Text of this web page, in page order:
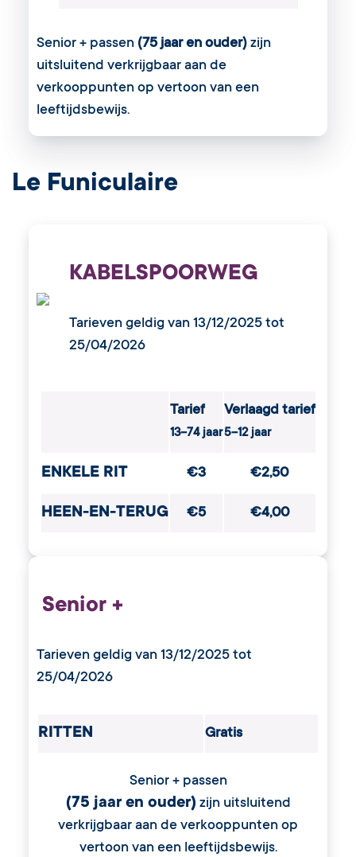
Senior + passen (75 jaar en ouder)zijn
uitsluitend verkrijgbaar aan de
verkooppunten op vertoon van een
leeftijdsbewijs.
Le Funiculaire
KABELSPOORWEG
Tarieven geldig van 13/12/2025 tot
25/04/2026
Tarief
13–74 jaar
Verlaagd tarief
5–12 jaar
ENKELE RIT €3 €2,50
HEEN-EN-TERUG €5 €4,00
Senior +
Tarieven geldig van 13/12/2025 tot
25/04/2026
RITTEN Gratis
Senior + passen
(75 jaar en ouder) zijn uitsluitend
verkrijgbaar aan de verkooppunten op
vertoon van een leeftijdsbewijs.